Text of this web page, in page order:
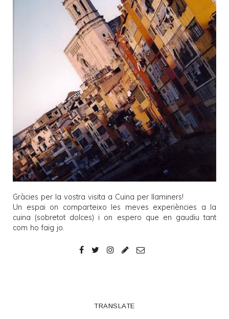
Gràcies per la vostra visita a Cuina per llaminers!
Un espai on comparteixo les meves experiències a la
cuina (sobretot dolces) i on espero que en gaudiu tant
com ho faig jo.
TRANSLATE